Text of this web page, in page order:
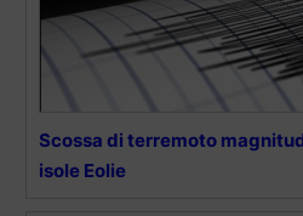
Scossa di terremoto
isole Eolie